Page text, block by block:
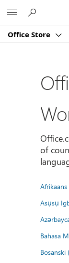
Office Store
of
Asụsụ
Bahasa
Bosanski